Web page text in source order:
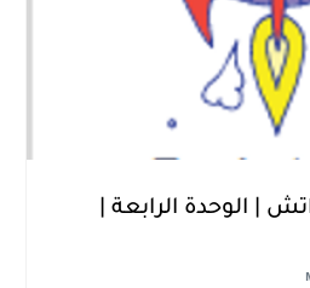
| الوحدة الرابعة |